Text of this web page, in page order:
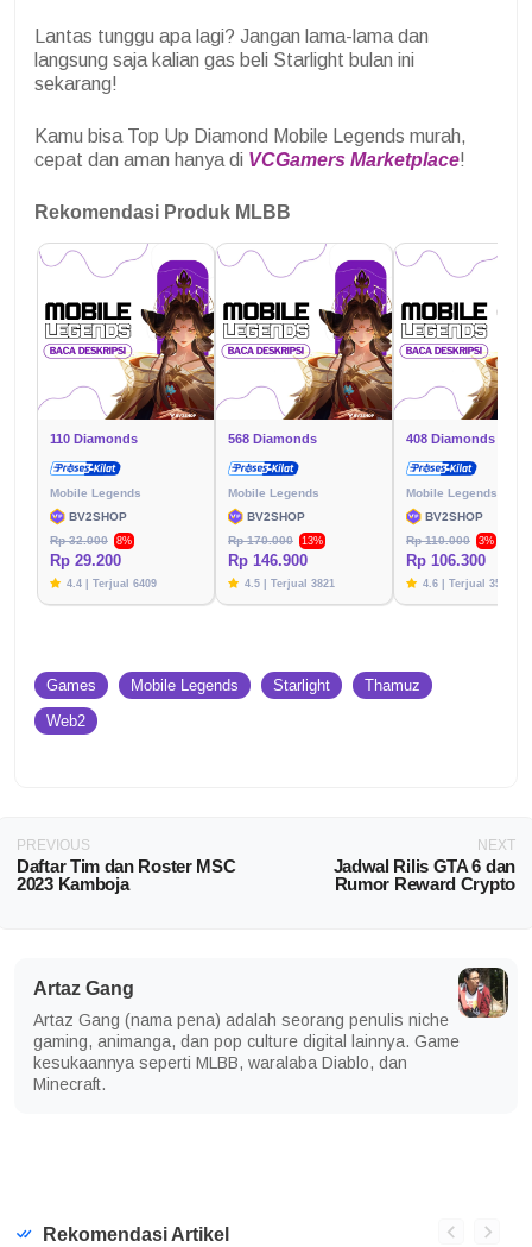
Lantas tunggu apa lagi? Jangan lama-lama dan
langsung saja kalian gas beli Starlight bulan ini
sekarang!
Kamu bisa Top Up Diamond Mobile Legends murah,
cepat dan aman hanya di VCGamers Marketplace!
Rekomendasi Produk MLBB
110 Diamonds
Mobile Legends
BV2SHOP
Rp 32.000
8%
Rp 29.200
4.4 | Terjual 6409
568 Diamonds
Mobile Legends
BV2SHOP
Rp 170.000
13%
Rp 146.900
4.5 | Terjual 3821
408 Diamonds
Mobile Legends
BV2SHOP
Rp 110.000
3%
Rp 106.300
4.6 | Terjual 3576
Games Mobile Legends Starlight
Thamuz
Web2
PREVIOUS
Daftar Tim dan Roster MSC
2023 Kamboja
NEXT
Jadwal Rilis GTA 6 dan
Rumor Reward Crypto
Artaz Gang
Artaz Gang (nama pena) adalah seorang penulis niche
gaming, animanga, dan pop culture digital lainnya. Game
kesukaannya seperti MLBB, waralaba Diablo, dan
Minecraft.
Rekomendasi Artikel